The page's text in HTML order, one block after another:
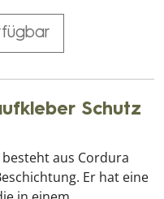
Schutz
besteht aus Cordura
Er hat eine